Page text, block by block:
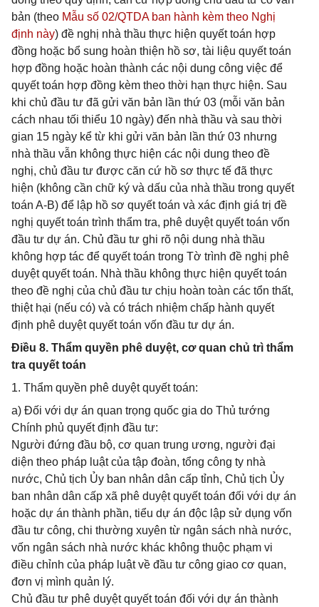
bản (theo Mẫu số 02/QTDA ban hành kèm theo Nghị
định này) đề nghị nhà thầu thực hiện quyết toán hợp
đồng hoặc bổ sung hoàn thiện hồ sơ, tài liệu quyết toán
hợp đồng hoặc hoàn thành các nội dung công việc để
quyết toán hợp đồng kèm theo thời hạn thực hiện. Sau
khi chủ đầu tư đã gửi văn bản lần thứ 03 (mỗi văn bản
cách nhau tối thiểu 10 ngày) đến nhà thầu và sau thời
gian 15 ngày kể từ khi gửi văn bản lần thứ 03 nhưng
nhà thầu vẫn không thực hiện các nội dung theo đề
nghị, chủ đầu tư được căn cứ hồ sơ thực tế đã thực
hiện (không cần chữ ký và dấu của nhà thầu trong quyết
toán A-B) để lập hồ sơ quyết toán và xác định giá trị đề
nghị quyết toán trình thẩm tra, phê duyệt quyết toán vốn
đầu tư dự án. Chủ đầu tư ghi rõ nội dung nhà thầu
không hợp tác để quyết toán trong Tờ trình đề nghị phê
duyệt quyết toán. Nhà thầu không thực hiện quyết toán
theo đề nghị của chủ đầu tư chịu hoàn toàn các tổn thất,
thiệt hại (nếu có) và có trách nhiệm chấp hành quyết
định phê duyệt quyết toán vốn đầu tư dự án.
Điều 8. Thẩm quyền phê duyệt, cơ quan chủ trì thẩm
tra quyết toán
1. Thẩm quyền phê duyệt quyết toán:
a) Đối với dự án quan trọng quốc gia do Thủ tướng
Chính phủ quyết định đầu tư:
Người đứng đầu bộ, cơ quan trung ương, người đại
diện theo pháp luật của tập đoàn, tổng công ty nhà
nước, Chủ tịch Ủy ban nhân dân cấp tỉnh, Chủ tịch Ủy
ban nhân dân cấp xã phê duyệt quyết toán đối với dự án
hoặc dự án thành phần, tiểu dự án độc lập sử dụng vốn
đầu tư công, chi thường xuyên từ ngân sách nhà nước,
vốn ngân sách nhà nước khác không thuộc phạm vi
điều chỉnh của pháp luật về đầu tư công giao cơ quan,
đơn vị mình quản lý.
Chủ đầu tư phê duyệt quyết toán đối với dự án thành